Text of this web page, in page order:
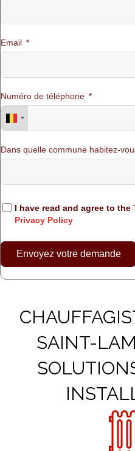
Email
Numéro de téléphone
Dans quelle commune habitez-
I have read and agree to the
Privacy Policy
Envoyez votre demande
SAINT-